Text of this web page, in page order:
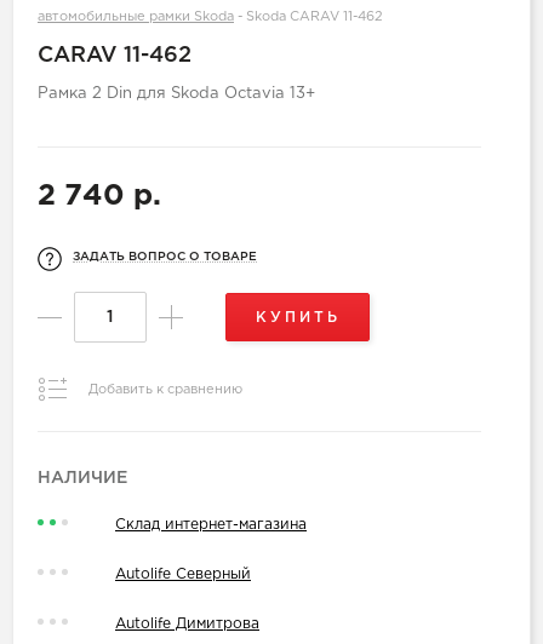
автомобильные рамки Skoda - Skoda CARAV 11-462
CARAV 11-462
Рамка 2 Din для Skoda Octavia 13+
2 740 р.
ЗАДАТЬ ВОПРОС О ТОВАРЕ
КУПИТЬ
Добавить к сравнению
НАЛИЧИЕ
Склад интернет-магазина
Autolife Северный
Autolife Димитрова